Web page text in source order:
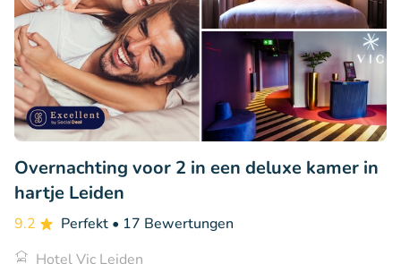
Overnachting voor 2 in een deluxe kamer in
hartje Leiden
9.2 Perfekt • 17 Bewertungen
Hotel Vic Leiden